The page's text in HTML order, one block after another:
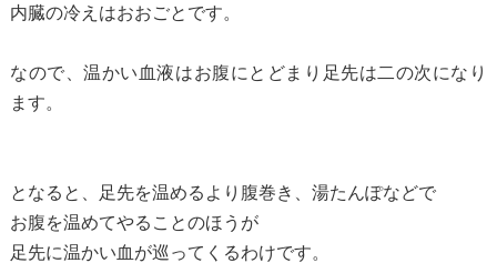
内臓の冷えはおおごとです。
なので、温かい血液はお腹にとどまり足先は二の次になり
ます。
となると、足先を温めるより腹巻き、湯たんぽなどで
お腹を温めてやることのほうが
足先に温かい血が巡ってくるわけです。